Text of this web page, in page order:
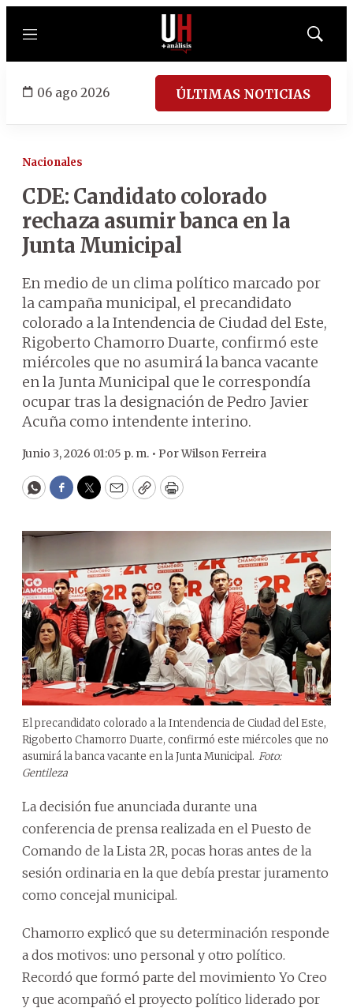
Menú
Mostrar
06 ago 2026 ÚLTIMAS NOTICIAS
Nacionales
CDE: Candidato colorado
rechaza asumir banca en la
Junta Municipal
En medio de un clima político marcado por
la campaña municipal, el precandidato
colorado a la Intendencia de Ciudad del Este,
Rigoberto Chamorro Duarte, confirmó este
miércoles que no asumirá la banca vacante
en la Junta Municipal que le correspondía
ocupar tras la designación de Pedro Javier
Acuña como intendente interino.
Junio 3, 2026 01:05 p. m. • PorWilson Ferreira
WhatsApp
Facebook
Twitter
EmailCopyPrint
El precandidato colorado a la Intendencia de Ciudad del Este,
Rigoberto Chamorro Duarte, confirmó este miércoles que no
asumirá la banca vacante en la Junta Municipal. Foto:
Gentileza
La decisión fue anunciada durante una
conferencia de prensa realizada en el Puesto de
Comando de la Lista 2R, pocas horas antes de la
sesión ordinaria en la que debía prestar juramento
como concejal municipal.
Chamorro explicó que su determinación responde
a dos motivos: uno personal y otro político.
Recordó que formó parte del movimiento Yo Creo
y que acompañó el proyecto político liderado por